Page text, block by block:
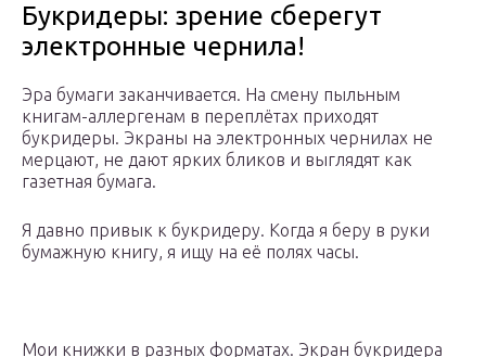
Букридеры: зрение сберегут
электронные чернила!
Эра бумаги заканчивается. На смену пыльным
книгам-аллергенам в переплётах приходят
букридеры. Экраны на электронных чернилах не
мерцают, не дают ярких бликов и выглядят как
газетная бумага.
Я давно привык к букридеру. Когда я беру в руки
бумажную книгу, я ищу на её полях часы.
Мои книжки в разных форматах. Экран букридера